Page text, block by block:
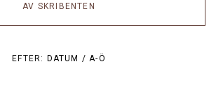
AV SKRIBENTEN
EFTER: DATUM /A-Ö